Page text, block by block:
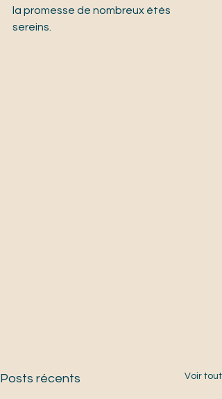
la promesse de nombreux étés
sereins.
Posts récents Voir tout